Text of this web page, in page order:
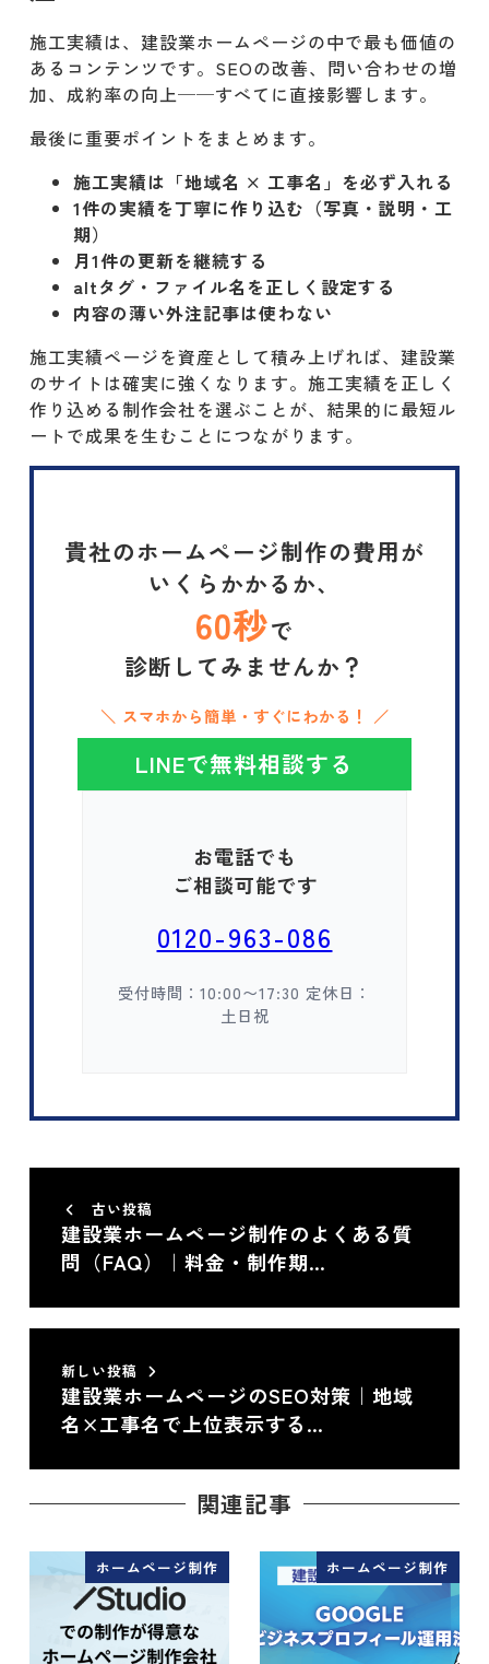
施工実績は、建設業ホームページの中で最も価値の
あるコンテンツです。SEOの改善、問い合わせの増
加、成約率の向上──すべてに直接影響します。
最後に重要ポイントをまとめます。
施工実績は「地域名 × 工事名」を必ず入れる
1件の実績を丁寧に作り込む（写真・説明・工
期）
月1件の更新を継続する
altタグ・ファイル名を正しく設定する
内容の薄い外注記事は使わない
施工実績ページを資産として積み上げれば、建設業
のサイトは確実に強くなります。施工実績を正しく
作り込める制作会社を選ぶことが、結果的に最短ル
ートで成果を生むことにつながります。
貴社のホームページ制作の費用が
いくらかかるか、
60秒で
診断してみませんか？
＼ スマホから簡単・すぐにわかる！ ／
LINEで無料相談する
お電話でも
ご相談可能です
0120-963-086
受付時間：10:00〜17:30 定休日：
土日祝
古い投稿
建設業ホームページ制作のよくある質
問（FAQ）｜料金・制作期…
新しい投稿
建設業ホームページのSEO対策｜地域
名×工事名で上位表示する…
関連記事
ホームページ制作 ホームページ制作